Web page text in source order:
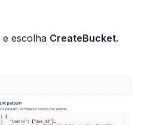
escolha CreateBucket.